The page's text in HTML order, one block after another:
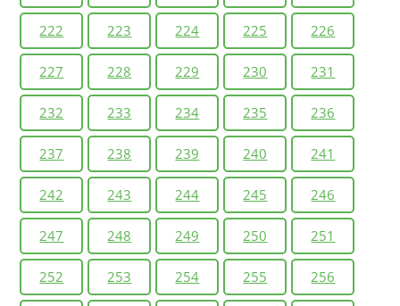
222 223 224 225 226
227 228 229 230 231
232 233 234 235 236
237 238 239 240 241
242 243 244 245 246
247 248 249 250 251
252 253 254 255 256